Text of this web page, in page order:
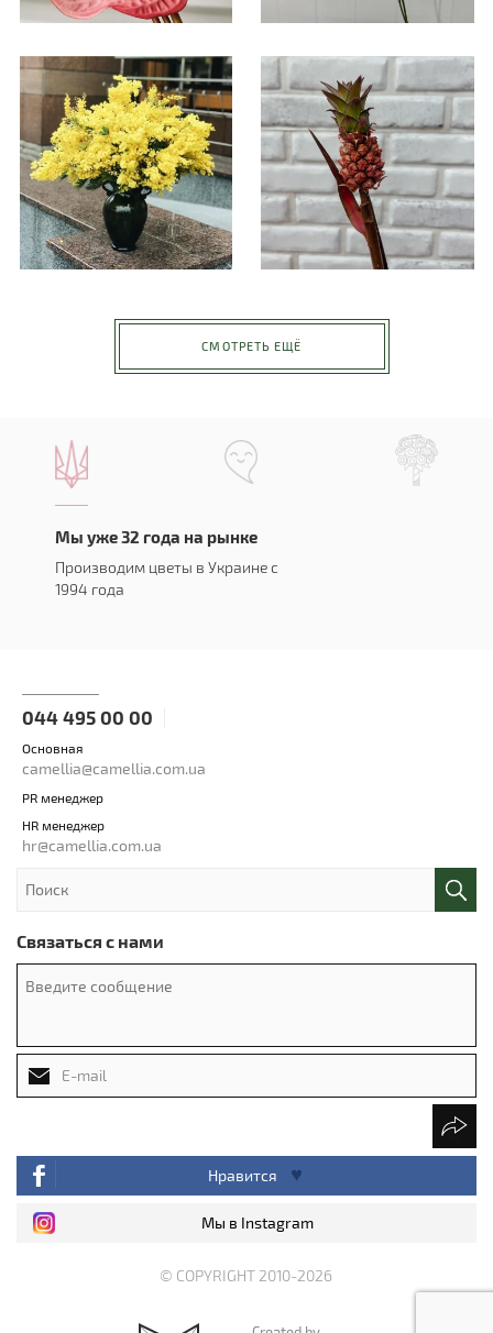
СМОТРЕТЬ ЕЩЁ
Мы уже 32 года на рынке
Производим цветы в Украине с
1994 года
044 495 00 00
Основная
camellia@camellia.com.ua
PR менеджер
HR менеджер
hr@camellia.com.ua
Связаться с нами
Нравится
Мы в Instagram
© COPYRIGHT 2010-2026